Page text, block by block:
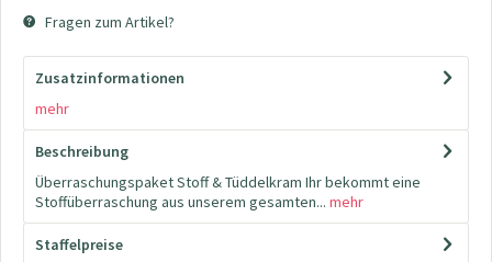
Fragen zum Artikel?
Zusatzinformationen
mehr
Beschreibung
Überraschungspaket Stoff & Tüddelkram Ihr bekommt eine
Stoffüberraschung aus unserem gesamten... mehr
Staffelpreise